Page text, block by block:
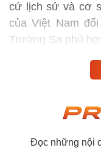
cứ lịch sử và cơ
của Việt Nam
Trường Sa phù
Đọc những nội